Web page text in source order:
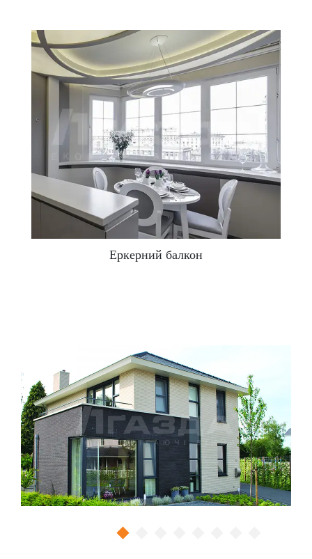
Скільки коштує засклити
балкон?
Коли необхідне скління балкона, ціна –
найважливіший, але вельми індивідуальний
критерій. Вартість залежить від варіанту скління,
використовуваних матеріалів (профілю,
склопакета, фурнітури), загальних розмірів віконної
конструкції.
Замовити
Еркерний балкон